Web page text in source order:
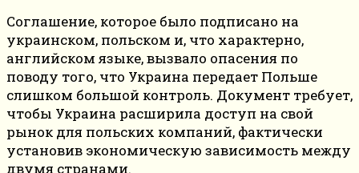
Соглашение, которое было подписано на
украинском, польском и, что характерно,
английском языке, вызвало опасения по
поводу того, что Украина передает Польше
слишком большой контроль. Документ требует,
чтобы Украина расширила доступ на свой
рынок для польских компаний, фактически
установив экономическую зависимость между
двумя странами.